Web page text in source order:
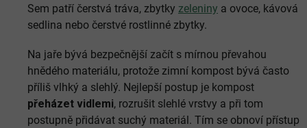
Sem patří čerstvá tráva, zbytky zeleniny a ovoce, kávová
sedlina nebo čerstvé rostlinné zbytky.
Na jaře bývá bezpečnější začít s mírnou převahou
hnědého materiálu, protože zimní kompost bývá často
příliš vlhký a slehlý. Nejlepší postup je kompost
přeházet vidlemi, rozrušit slehlé vrstvy a při tom
postupně přidávat suchý materiál. Tím se obnoví přístup